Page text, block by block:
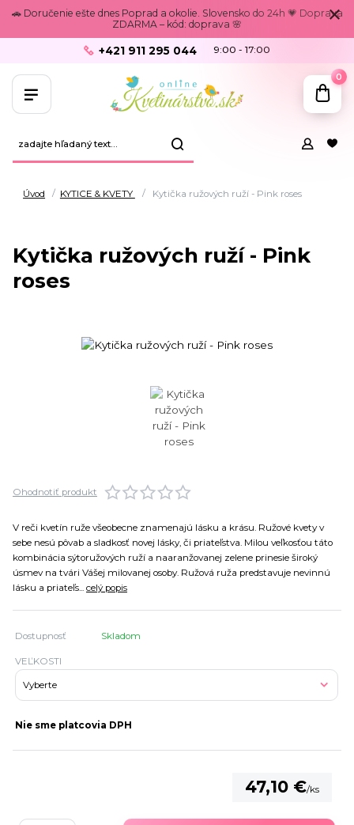
🚗 Doručenie ešte dnes Poprad a okolie. Slovensko do 24h 💗 Doprava
ZDARMA – kód: doprava 🌸
+421 911 295 044 9:00 - 17:00
0
Úvod KYTICE & KVETY Kytička ružových ruží - Pink roses
Kytička ružových ruží - Pink
roses
Ohodnotiť produkt
V reči kvetín ruže všeobecne znamenajú lásku a krásu. Ružové kvety v
sebe nesú pôvab a sladkosť novej lásky, či priateľstva. Milou veľkosťou táto
kombinácia sýtoružových ruží a naaranžovanej zelene prinesie široký
úsmev na tvári Vášej milovanej osoby. Ružová ruža predstavuje nevinnú
lásku a priateľs... celý popis
Dostupnosť Skladom
VEĽKOSTI
Nie sme platcovia DPH
47,10 €/ks